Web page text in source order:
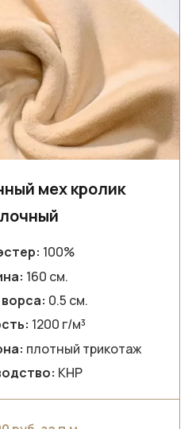
мех кролик
100%
160 см.
0.5 см.
1200 г/м³
плотный трикотаж
КНР